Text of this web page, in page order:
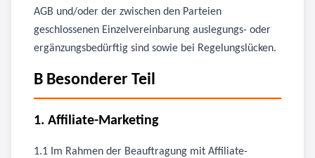
AGB und/oder der zwischen den Parteien
geschlossenen Einzelvereinbarung auslegungs- oder
ergänzungsbedürftig sind sowie bei Regelungslücken.
B Besonderer Teil
1. Affiliate-Marketing
1.1 Im Rahmen der Beauftragung mit Affiliate-